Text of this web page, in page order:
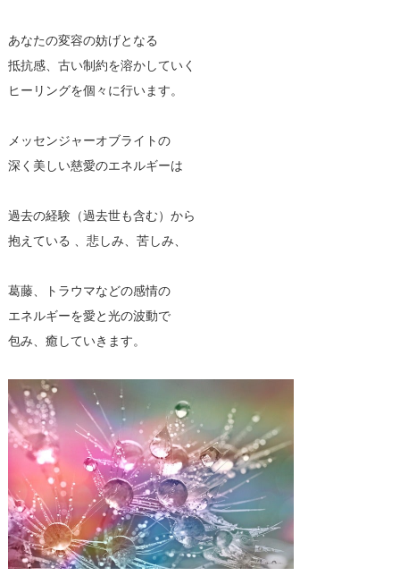
あなたの変容の妨げとなる
抵抗感、古い制約を溶かしていく
ヒーリングを個々に行います。
メッセンジャーオブライトの
深く美しい慈愛のエネルギーは
過去の経験（過去世も含む）から
抱えている 、悲しみ、苦しみ、
葛藤、トラウマなどの感情の
エネルギーを愛と光の波動で
包み、癒していきます。